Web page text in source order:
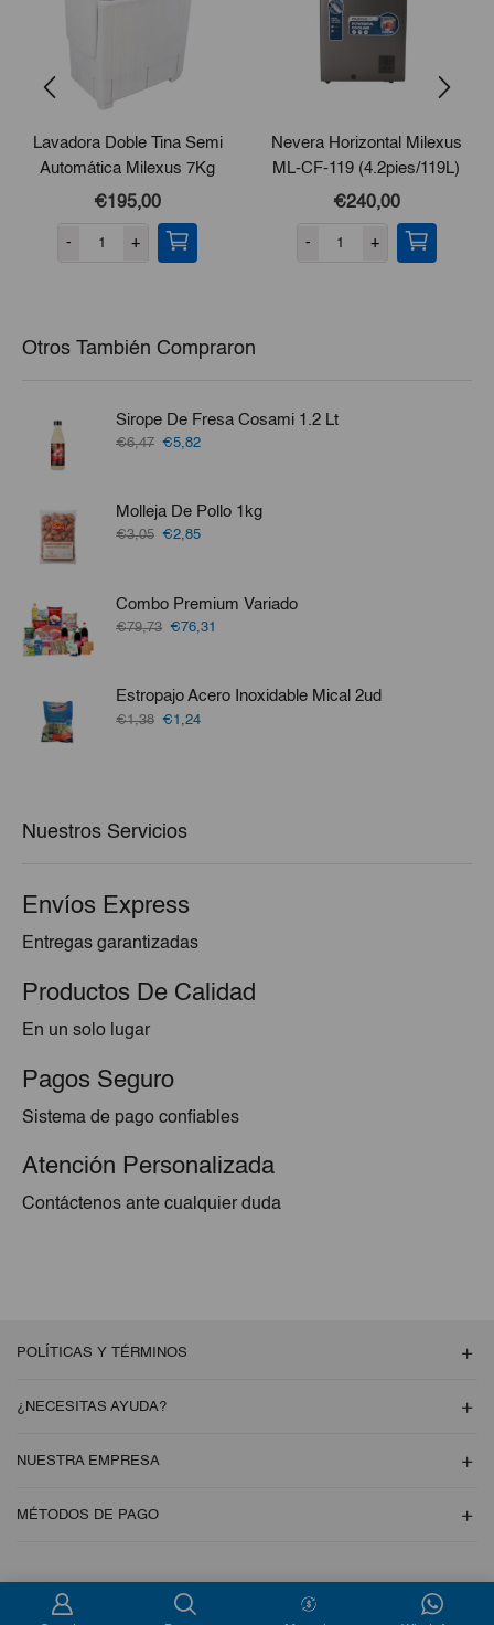
Lavadora Doble Tina Semi
Automática Milexus 7Kg
€195,00
- +
Nevera Horizontal Milexus
ML-CF-119 (4.2pies/119L)
€240,00
- +
Otros También Compraron
Sirope De Fresa Cosami 1.2 Lt
€6,47 El
era:
€6,47.
€5,82El
es:
€5,82.
Molleja De Pollo 1kg
€3,05 El
€3,05.
€2,85El
€2,85.
Combo Premium Variado
€79,73 El
era:
€79,73.
€76,31
€76,31.
Estropajo Acero Inoxidable Mical 2ud
€1,38 El
€1,24El
Nuestros Servicios
Envíos Express
Entregas garantizadas
Productos De Calidad
En un solo lugar
Pagos Seguro
Sistema de pago confiables
Atención Personalizada
Contáctenos ante cualquier duda
POLÍTICAS Y TÉRMINOS
¿NECESITAS AYUDA?
NUESTRA EMPRESA
MÉTODOS DE PAGO